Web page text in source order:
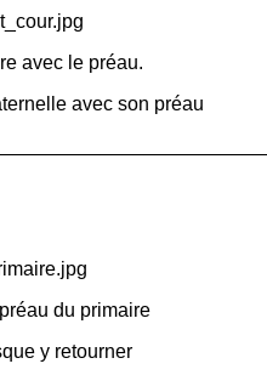
avec le préau.
avec son préau
du primaire
y retourner